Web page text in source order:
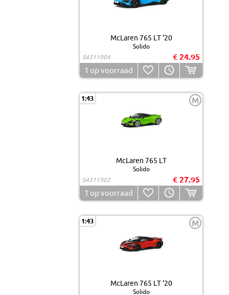
McLaren 765 LT '20
Solido
S4311904
€ 24.95
1 op voorraad
1:43 M
McLaren 765 LT
Solido
S4311902
€ 27.95
1 op voorraad
1:43 M
McLaren 765 LT '20
Solido